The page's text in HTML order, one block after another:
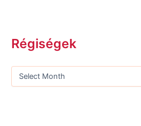
Régiségek